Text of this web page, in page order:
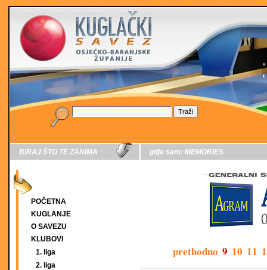
BIRAJ ŠTO TE ZANIMA
POČETNA
KUGLANJE
O SAVEZU
KLUBOVI
1. liga
2. liga
gdje sam: MEMORIES
prethodno 9 10 11